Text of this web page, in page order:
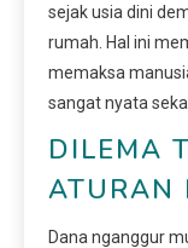
sejak usia dini
rumah. Hal ini
memaksa
sangat nyata
DILEMA
ATURAN
Dana nganggur